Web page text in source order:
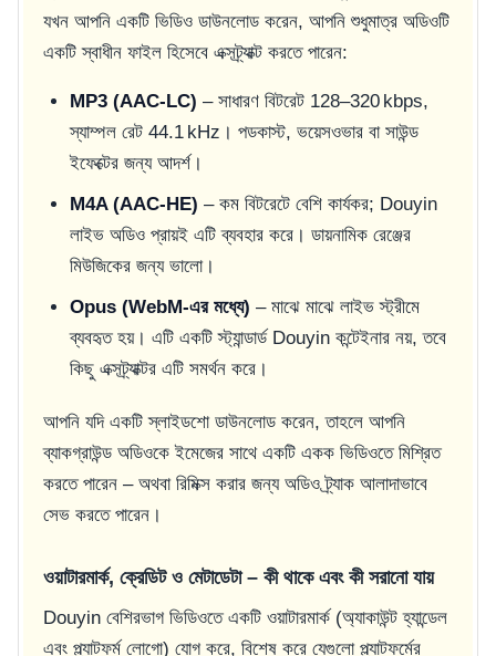
যখন আপনি একটি ভিডিও ডাউনলোড করেন, আপনি শুধুমাত্র অডিওটি
একটি স্বাধীন ফাইল হিসেবে এক্সট্র্যাক্ট করতে পারেন:
MP3 (AAC-LC) – সাধারণ বিটরেট 128–320 kbps,
স্যাম্পল রেট 44.1 kHz। পডকাস্ট, ভয়েসওভার বা সাউন্ড
ইফেক্টের জন্য আদর্শ।
M4A (AAC-HE) – কম বিটরেটে বেশি কার্যকর; Douyin
লাইভ অডিও প্রায়ই এটি ব্যবহার করে। ডায়নামিক রেঞ্জের
মিউজিকের জন্য ভালো।
Opus (WebM-এর মধ্যে) – মাঝে মাঝে লাইভ স্ট্রীমে
ব্যবহৃত হয়। এটি একটি স্ট্যান্ডার্ড Douyin কন্টেইনার নয়, তবে
কিছু এক্সট্র্যাক্টর এটি সমর্থন করে।
আপনি যদি একটি স্লাইডশো ডাউনলোড করেন, তাহলে আপনি
ব্যাকগ্রাউন্ড অডিওকে ইমেজের সাথে একটি একক ভিডিওতে মিশ্রিত
করতে পারেন – অথবা রিমিক্স করার জন্য অডিও ট্র্যাক আলাদাভাবে
সেভ করতে পারেন।
ওয়াটারমার্ক, ক্রেডিট ও মেটাডেটা – কী থাকে এবং কী সরানো যায়
Douyin বেশিরভাগ ভিডিওতে একটি ওয়াটারমার্ক (অ্যাকাউন্ট হ্যান্ডেল
এবং প্ল্যাটফর্ম লোগো) যোগ করে, বিশেষ করে যেগুলো প্ল্যাটফর্মের